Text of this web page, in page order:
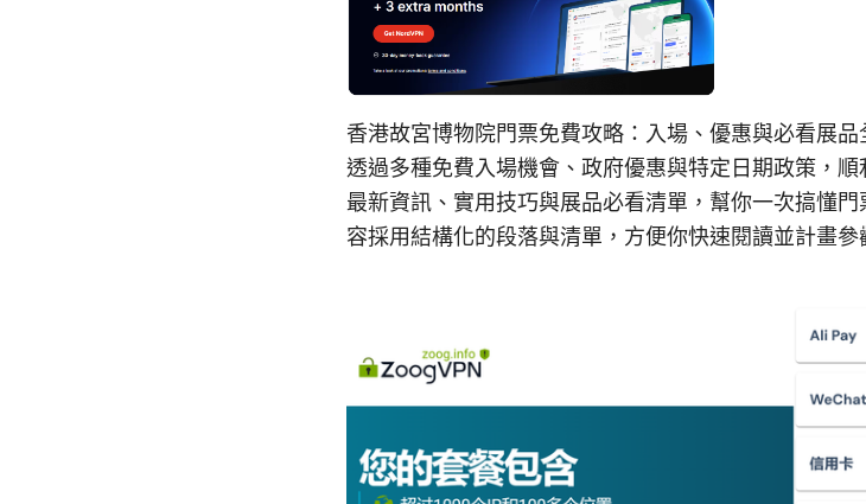
香港故宮博物院門票免費攻略：入場、優惠與必看展
透過多種免費入場機會、政府優惠與特定日期政策，
最新資訊、實用技巧與展品必看清單，幫你一次搞懂
容採用結構化的段落與清單，方便你快速閱讀並計畫參